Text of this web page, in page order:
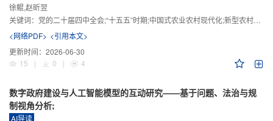
徐鲲,赵昕翌
关键词： 党的二十届四中全会;“十五五”时期;中国式农业农村现代化;新型农村集体经济;城乡融合发展;新质生产力
<网络PDF> <引用本文>
更新时间： 2026-06-30
15
| 0 | 4
数字政府建设与人工智能模型的互动研究——基于问题、法治与规
制视角分析;
AI导读